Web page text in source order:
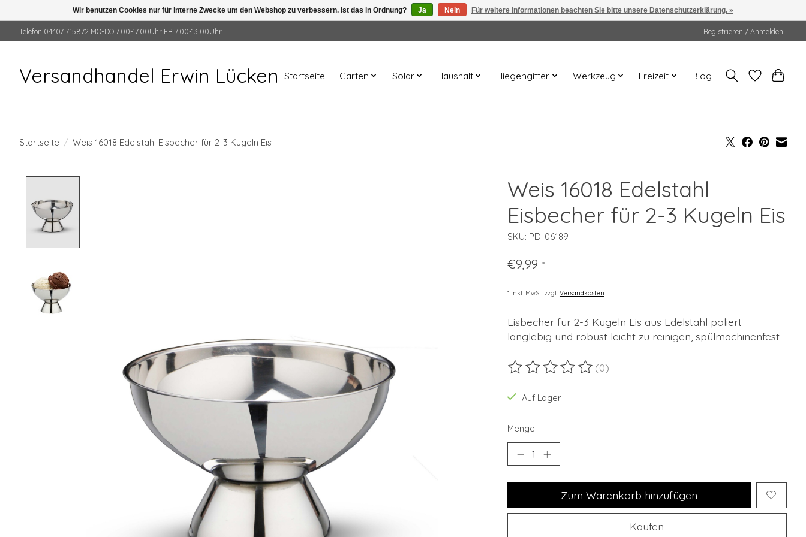
Telefon 04407 715872 MO-DO 7.00-17.00Uhr FR 7.00-13.00Uhr Registrieren / Anmelden
Versandhandel Erwin Lücken Startseite Garten Solar Haushalt Fliegengitter Werkzeug Freizeit Blog
Startseite / Weis 16018 Edelstahl Eisbecher für 2-3 Kugeln Eis
Weis 16018 Edelstahl
Eisbecher für 2-3 Kugeln Eis
SKU: PD-06189
€9,99 *
* Inkl. MwSt. zzgl. Versandkosten
Eisbecher für 2-3 Kugeln Eis aus Edelstahl poliert
langlebig und robust leicht zu reinigen, spülmachinenfest
Die Bewertung dieses Produkts ist
(0)
Auf Lager
Menge:
Zum Warenkorb hinzufügen
Kaufen
Wir benutzen Cookies nur für interne Zwecke um den Webshop zu verbessern. Ist das in Ordnung? Ja Nein Für weitere Informationen beachten Sie bitte unsere Datenschutzerklärung. »